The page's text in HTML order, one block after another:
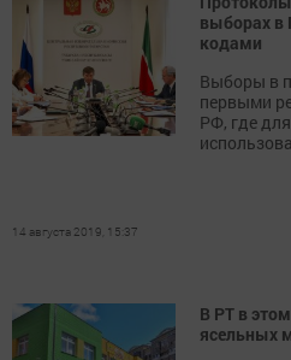
выборах в
кодами
Выборы в
первыми
РФ, где
14 августа 2019, 15:37
В РТ в
ясельных